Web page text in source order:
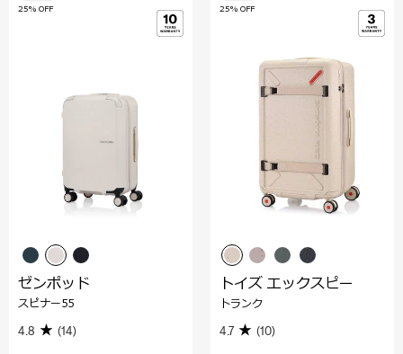
25% OFF
ゼンポッド
スピナー55
4.8 (14)
25% OFF
トイズ エックスピー
トランク
4.7 (10)